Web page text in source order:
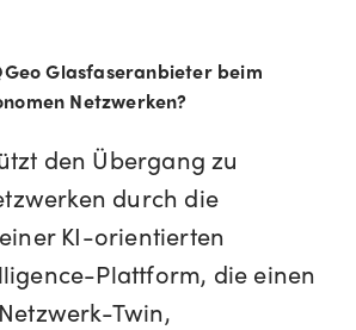
Glasfaseranbieter beim
Netzwerken?
den Übergang zu
durch die
KI-orientierten
Plattform, die einen
Twin,